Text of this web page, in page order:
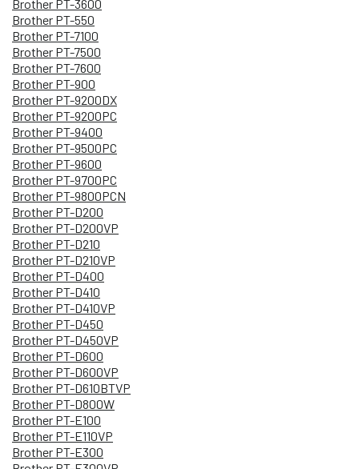
Brother PT-3600
Brother PT-550
Brother PT-7100
Brother PT-7500
Brother PT-7600
Brother PT-900
Brother PT-9200DX
Brother PT-9200PC
Brother PT-9400
Brother PT-9500PC
Brother PT-9600
Brother PT-9700PC
Brother PT-9800PCN
Brother PT-D200
Brother PT-D200VP
Brother PT-D210
Brother PT-D210VP
Brother PT-D400
Brother PT-D410
Brother PT-D410VP
Brother PT-D450
Brother PT-D450VP
Brother PT-D600
Brother PT-D600VP
Brother PT-D610BTVP
Brother PT-D800W
Brother PT-E100
Brother PT-E110VP
Brother PT-E300